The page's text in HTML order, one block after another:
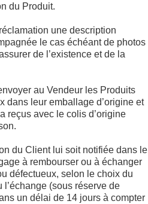
du Produit.
une description
le cas échéant de photos
de l’existence et de la
au Vendeur les Produits
dans leur emballage d’origine et
reçus avec le colis d’origine
du Client lui soit notifiée dans le
à rembourser ou à échanger
défectueux, selon le choix du
(sous réserve de
un délai de 14 jours à compter